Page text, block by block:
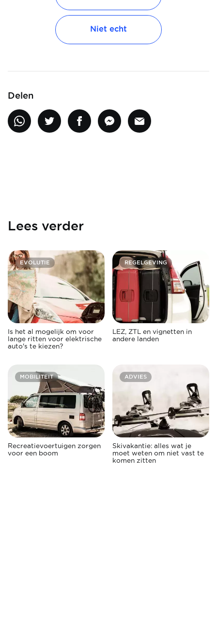
Delen
Niet echt
Lees verder
EVOLUTIE
Is het al mogelijk om voor
lange ritten voor elektrische
auto's te kiezen?
REGELGEVING
LEZ, ZTL en vignetten in
andere landen
MOBILITEIT
Recreatievoertuigen zorgen
voor een boom
ADVIES
Skivakantie: alles wat je
moet weten om niet vast te
komen zitten